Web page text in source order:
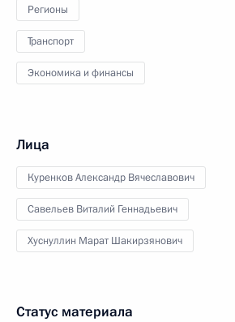
Регионы
Транспорт
Экономика и финансы
Лица
Куренков Александр Вячеславович
Савельев Виталий Геннадьевич
Хуснуллин Марат Шакирзянович
Статус материала